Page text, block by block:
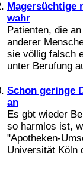
Magersüchtige
wahr
Patienten, die
anderer
sie völlig falsch
unter Berufung
Schon geringe
an
Es gbt wieder
so harmlos ist,
"Apotheken-
Universität Köln